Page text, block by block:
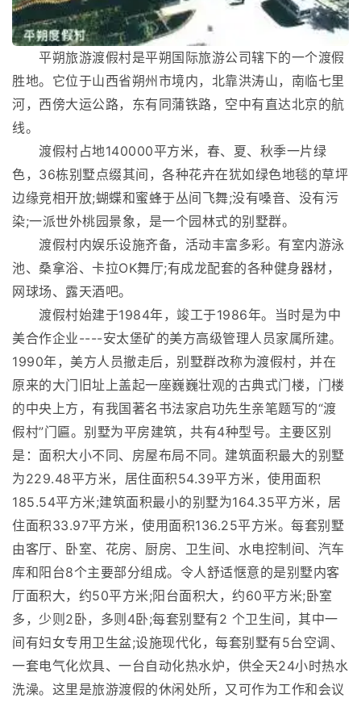
平朔旅游渡假村是平朔国际旅游公司辖下的一个渡假
胜地。它位于山西省朔州市境内，北靠洪涛山，南临七里
河，西傍大运公路，东有同蒲铁路，空中有直达北京的航
线。
渡假村占地140000平方米，春、夏、秋季一片绿
色，36栋别墅点缀其间，各种花卉在犹如绿色地毯的草坪
边缘竞相开放;蝴蝶和蜜蜂于丛间飞舞;没有嗓音、没有污
染;一派世外桃园景象，是一个园林式的别墅群。
渡假村内娱乐设施齐备，活动丰富多彩。有室内游泳
池、桑拿浴、卡拉OK舞厅;有成龙配套的各种健身器材，
网球场、露天酒吧。
渡假村始建于1984年，竣工于1986年。当时是为中
美合作企业----安太堡矿的美方高级管理人员家属所建。
1990年，美方人员撤走后，别墅群改称为渡假村，并在
原来的大门旧址上盖起一座巍巍壮观的古典式门楼，门楼
的中央上方，有我国著名书法家启功先生亲笔题写的“渡
假村”门匾。别墅为平房建筑，共有4种型号。主要区别
是：面积大小不同、房屋布局不同。建筑面积最大的别墅
为229.48平方米，居住面积54.39平方米，使用面积
185.54平方米;建筑面积最小的别墅为164.35平方米，居
住面积33.97平方米，使用面积136.25平方米。每套别墅
由客厅、卧室、花房、厨房、卫生间、水电控制间、汽车
库和阳台8个主要部分组成。令人舒适惬意的是别墅内客
厅面积大，约50平方米;阳台面积大，约60平方米;卧室
多，少则2卧，多则4卧;每套别墅有2 个卫生间，其中一
间有妇女专用卫生盆;设施现代化，每套别墅有5台空调、
一套电气化炊具、一台自动化热水炉，供全天24小时热水
洗澡。这里是旅游渡假的休闲处所，又可作为工作和会议